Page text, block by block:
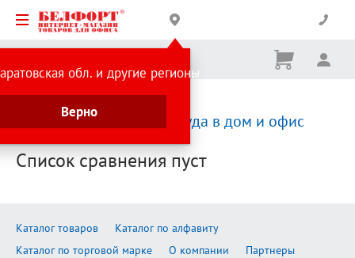
обл. и другие регионы
Верно
Корзина
Ничего
Каталог товаров Посуда в дом и офис
Сравнение товаров: Посуда в дом и офис
Список сравнения пуст
Каталог товаров
Каталог по алфавиту
Каталог по торговой марке
О компании
Партнеры